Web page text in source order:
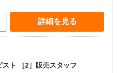
詳細を見る
スト ［2］販売スタッフ